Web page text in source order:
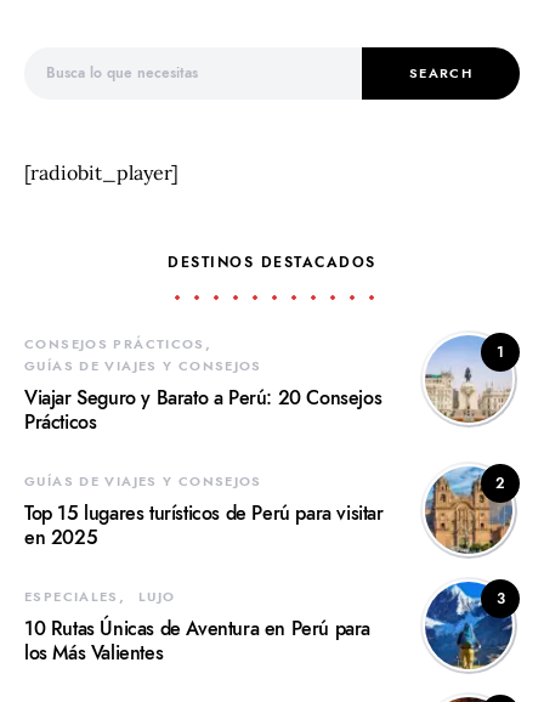
SEARCH
[radiobit_player]
DESTINOS DESTACADOS
1
CONSEJOS PRÁCTICOS
GUÍAS DE VIAJES Y CONSEJOS
Viajar Seguro y Barato a Perú: 20 Consejos
Prácticos
2
GUÍAS DE VIAJES Y CONSEJOS
Top 15 lugares turísticos de Perú para visitar
en 2025
3
ESPECIALES LUJO
10 Rutas Únicas de Aventura en Perú para
los Más Valientes